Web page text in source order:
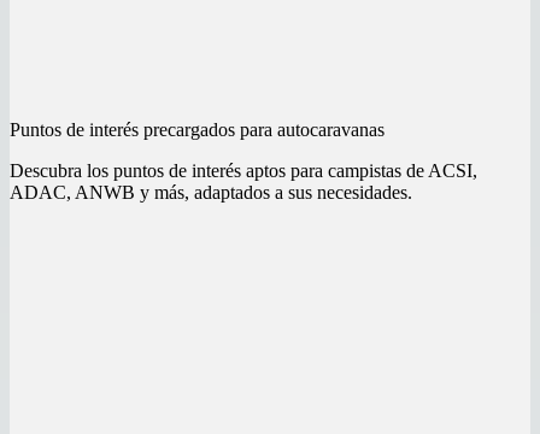
Puntos de interés precargados para autocaravanas
Descubra los puntos de interés aptos para campistas de ACSI,
ADAC, ANWB y más, adaptados a sus necesidades.